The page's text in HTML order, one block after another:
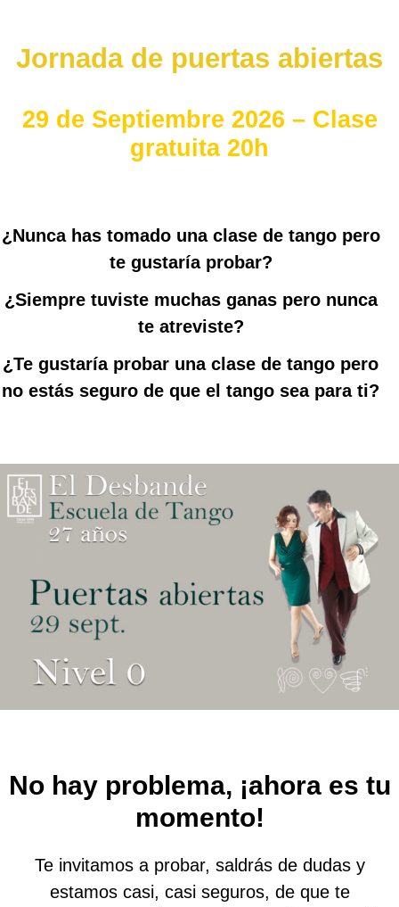
Jornada de puertas abiertas
29 de Septiembre 2026 – Clase
gratuita 20h
¿Nunca has tomado una clase de tango pero
te gustaría probar?
¿Siempre tuviste muchas ganas pero nunca
te atreviste?
¿Te gustaría probar una clase de tango pero
no estás seguro de que el tango sea para ti?
No hay problema, ¡ahora es tu
momento!
Te invitamos a probar, saldrás de dudas y
estamos casi, casi seguros, de que te